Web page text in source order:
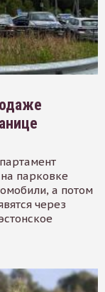
парковке
а потом
через